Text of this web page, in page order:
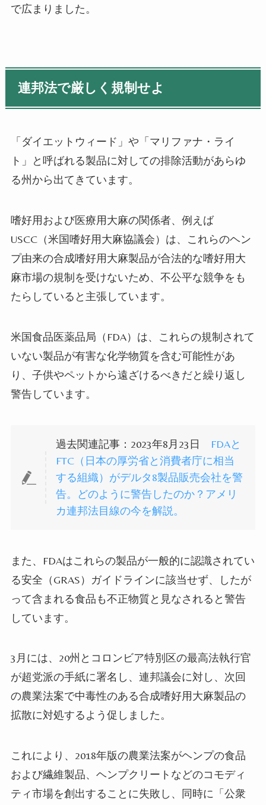
で広まりました。
連邦法で厳しく規制せよ
「ダイエットウィード」や「マリファナ・ライ
ト」と呼ばれる製品に対しての排除活動があらゆ
る州から出てきています。
嗜好用および医療用大麻の関係者、例えば
USCC（米国嗜好用大麻協議会）は、これらのヘン
プ由来の合成嗜好用大麻製品が合法的な嗜好用大
麻市場の規制を受けないため、不公平な競争をも
たらしていると主張しています。
米国食品医薬品局（FDA）は、これらの規制されて
いない製品が有害な化学物質を含む可能性があ
り、子供やペットから遠ざけるべきだと繰り返し
警告しています。
過去関連記事：2023年8月23日 FDAと
FTC（日本の厚労省と消費者庁に相当
する組織）がデルタ8製品販売会社を警
告。どのように警告したのか？アメリ
カ連邦法目線の今を解説。
また、FDAはこれらの製品が一般的に認識されてい
る安全（GRAS）ガイドラインに該当せず、したが
って含まれる食品も不正物質と見なされると警告
しています。
3月には、20州とコロンビア特別区の最高法執行官
が超党派の手紙に署名し、連邦議会に対し、次回
の農業法案で中毒性のある合成嗜好用大麻製品の
拡散に対処するよう促しました。
これにより、2018年版の農業法案がヘンプの食品
および繊維製品、ヘンプクリートなどのコモディ
ティ市場を創出することに失敗し、同時に「公衆